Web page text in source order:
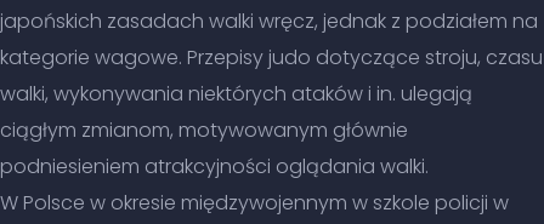
japońskich zasadach walki wręcz, jednak z podziałem na
kategorie wagowe. Przepisy judo dotyczące stroju, czasu
walki, wykonywania niektórych ataków i in. ulegają
ciągłym zmianom, motywowanym głównie
podniesieniem atrakcyjności oglądania walki.
W Polsce w okresie międzywojennym w szkole policji w